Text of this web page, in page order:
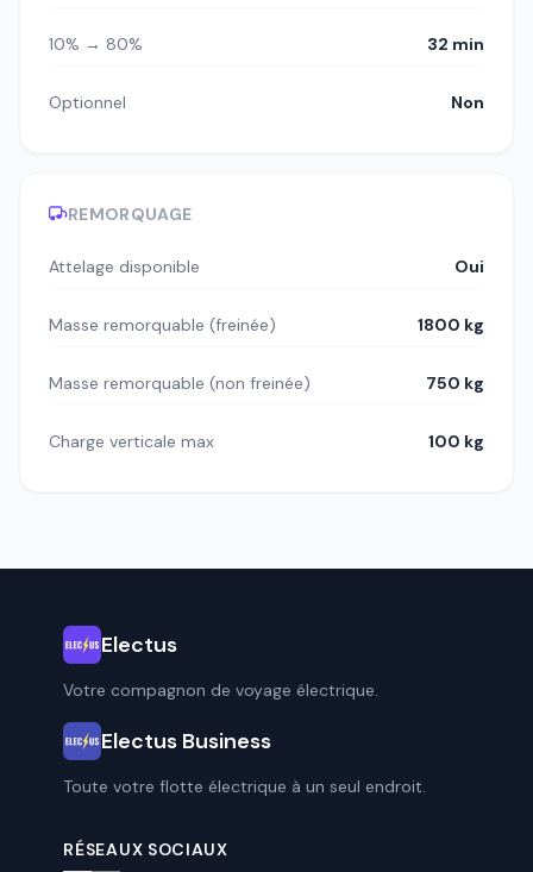
10% → 80% 32 min
Optionnel Non
REMORQUAGE
Attelage disponible Oui
Masse remorquable (freinée) 1800 kg
Masse remorquable (non freinée) 750 kg
Charge verticale max 100 kg
Electus
Votre compagnon de voyage électrique.
Electus Business
Toute votre flotte électrique à un seul endroit.
RÉSEAUX SOCIAUX